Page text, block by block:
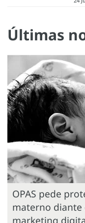
Últimas
OPAS pede
materno diante
marketing